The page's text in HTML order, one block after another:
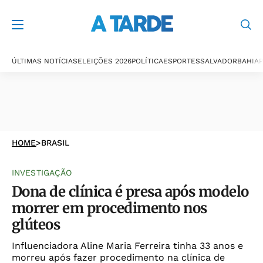
ÚLTIMAS NOTÍCIASELEIÇÕES 2026POLÍTICAESPORTESSALVADORBAHIA
HOME>BRASIL
INVESTIGAÇÃO
Dona de clínica é presa após modelo
morrer em procedimento nos
glúteos
Influenciadora Aline Maria Ferreira tinha 33 anos e
morreu após fazer procedimento na clínica de